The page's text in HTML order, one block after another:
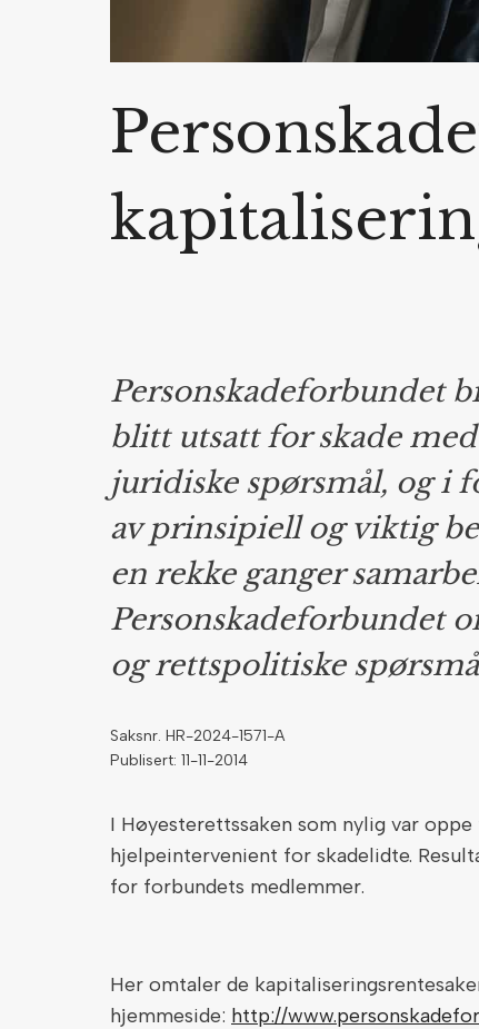
Personskadeforbundet
blitt utsatt for skade
juridiske spørsmål, og i
av prinsipiell og viktig
en rekke ganger
Personskadeforbundet
og rettspolitiske
Saksnr. HR-2024-1571-A
Publisert: 11-11-2014
I Høyesterettssaken som nylig var
hjelpeintervenient for skadelidte.
for forbundets medlemmer.
Her omtaler de
hjemmeside: http://